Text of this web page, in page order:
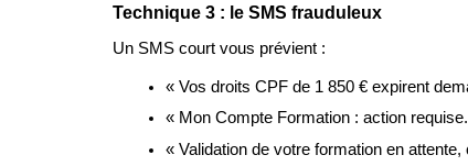
Technique 3 : le SMS frauduleux
Un SMS court vous prévient :
« Vos droits CPF de 1 850 € expirent
« Mon Compte Formation : action
« Validation de votre formation en